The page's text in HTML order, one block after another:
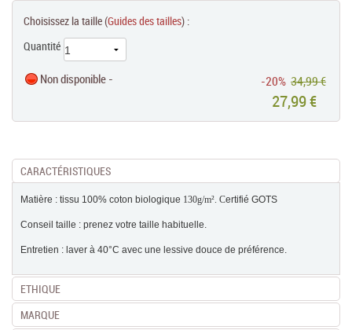
Choisissez la taille (Guides des tailles) :
Quantité
Non disponible - -20% 34,99 €
27,99 €
CARACTÉRISTIQUES
Matière : tissu 100% coton biologique 130g/m². Certifié GOTS
Conseil taille : prenez votre taille habituelle.
Entretien : laver à 40°C avec une lessive douce de préférence.
ETHIQUE
MARQUE